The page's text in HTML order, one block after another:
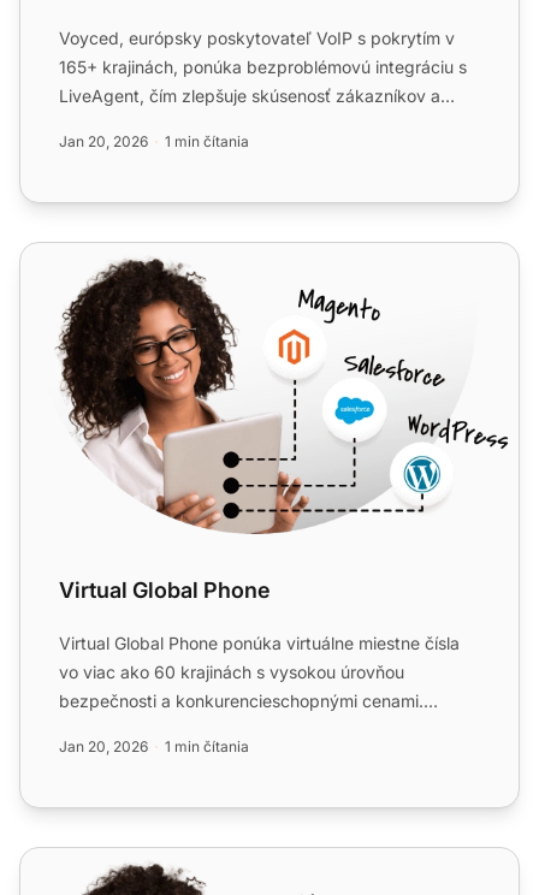
Voyced, európsky poskytovateľ VoIP s pokrytím v
165+ krajinách, ponúka bezproblémovú integráciu s
LiveAgent, čím zlepšuje skúsenosť zákazníkov a
Jan 20, 2026 1 min čítania
Virtual Global Phone
Virtual Global Phone
Virtual Global Phone ponúka virtuálne miestne čísla
vo viac ako 60 krajinách s vysokou úrovňou
bezpečnosti a konkurencieschopnými cenami.
Jan 20, 2026 1 min čítania
BR DID